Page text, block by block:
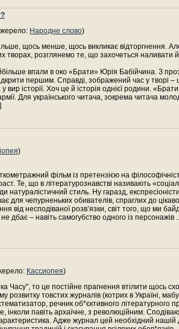
Народне слово)
щось менше, щось викликає відторгнення.
творах, розглянемо те, що захочеться наливати
впали в око «Брати» Юрія Бабійчина. З
першим. Справді, зображений час у творі –
вир історії. Хоч це й історія однієї родини.
Для українського читача, зокрема читача
]
)
фільм із претензією на
Те, що в літературознавстві називають
натуралістичний стиль. Ну гаразд,
для чепурненьких обивателів, спраглих до
від несподіваної розв’язки, світ того, що ми
дбає – навіть самогубство одного із персонажів
Кассиопея)
Часу", то це постійне прагнення втілити щось
розвитку товстих журналів (котрих в Україні,
речник об*єктивного літературного
інколи павіть архаїчне, з революційним.
Адже журнал цей необхідний нашій